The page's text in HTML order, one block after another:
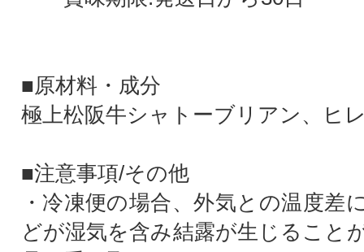
■原材料・成分
極上松阪牛シャトーブリアン、ヒ
■注意事項/その他
・冷凍便の場合、外気との温度差
どが湿気を含み結露が生じること